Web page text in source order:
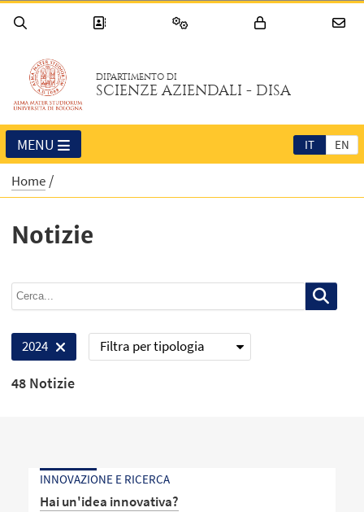
DIPARTIMENTO DI
SCIENZE AZIENDALI - DISA
IT EN
MENU
Home
Notizie
2024 Filtra per tipologia
48 Notizie
INNOVAZIONE E RICERCA
Hai un'idea innovativa?